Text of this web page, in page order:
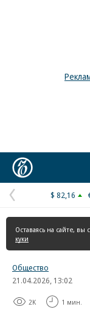
Предыдущая
страница
$ 82,16
Оставаясь на сайте, вы
куки
Общество
21.04.2026, 13:02
2K 1 мин.